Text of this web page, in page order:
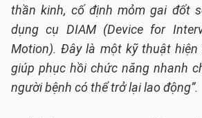
thần kinh, cố định mỏm gai đốt
dụng cụ DIAM (Device for
Motion). Đây là một kỹ thuật
giúp phục hồi chức năng nhanh
người bệnh có thể trở lại lao động”.